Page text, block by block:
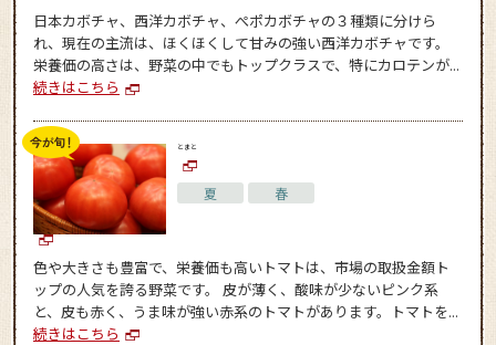
日本カボチャ、西洋カボチャ、ぺポカボチャの３種類に分けら
れ、現在の主流は、ほくほくして甘みの強い西洋カボチャです。
栄養価の高さは、野菜の中でもトップクラスで、特にカロテンが...
続きはこちら
とまと
夏 春
色や大きさも豊富で、栄養価も高いトマトは、市場の取扱金額ト
ップの人気を誇る野菜です。 皮が薄く、酸味が少ないピンク系
と、皮も赤く、うま味が強い赤系のトマトがあります。トマトを...
続きはこちら